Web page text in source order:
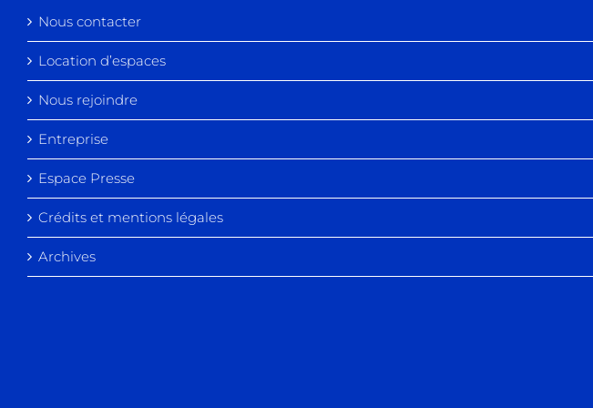
Nous contacter
Location d’espaces
Nous rejoindre
Entreprise
Espace Presse
Crédits et mentions légales
Archives